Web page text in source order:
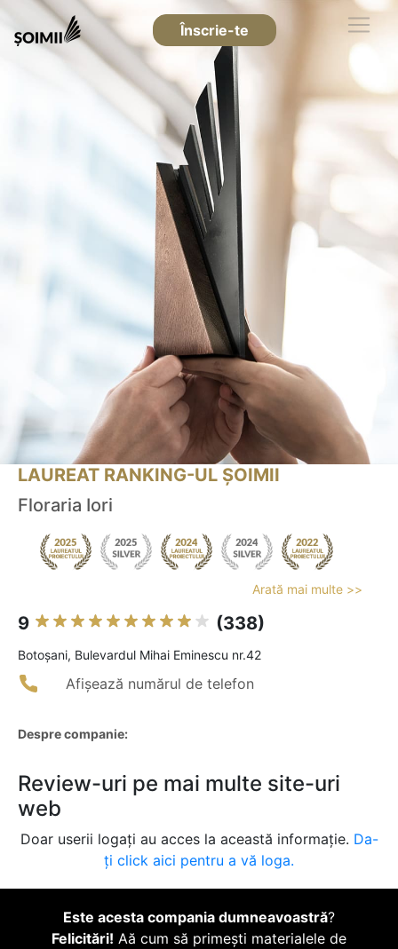
Înscrie-te
LAUREAT RANKING-UL ȘOIMII
Floraria Iori
Arată mai multe >>
9 (338)
Botoşani, Bulevardul Mihai Eminescu nr.42
Afișează numărul de telefon
Despre companie:
Review-uri pe mai multe site-uri
web
Doar userii logați au acces la această informație. Da-
ți click aici pentru a vă loga.
Este acesta compania dumneavoastră?
Felicitări! Aă cum să primești materialele de